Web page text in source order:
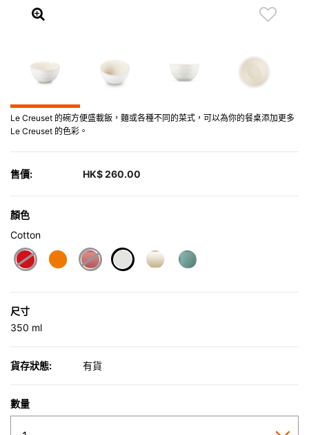
Le Creuset 的碗方便盛載飯，麵或各種不同的菜式，可以為你的餐桌添加更多
Le Creuset 的色彩。
售價: HK$ 260.00
顏色
Cotton
尺寸
350 ml
貨存狀態: 有貨
數量